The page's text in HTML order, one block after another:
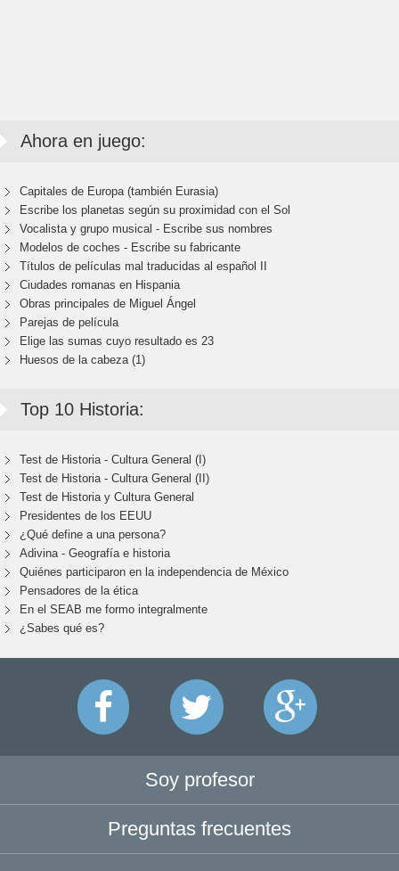
Ahora en juego:
Capitales de Europa (también Eurasia)
Escribe los planetas según su proximidad con el Sol
Vocalista y grupo musical - Escribe sus nombres
Modelos de coches - Escribe su fabricante
Títulos de películas mal traducidas al español II
Ciudades romanas en Hispania
Obras principales de Miguel Ángel
Parejas de película
Elige las sumas cuyo resultado es 23
Huesos de la cabeza (1)
Top 10 Historia:
Test de Historia - Cultura General (I)
Test de Historia - Cultura General (II)
Test de Historia y Cultura General
Presidentes de los EEUU
¿Qué define a una persona?
Adivina - Geografía e historia
Quiénes participaron en la independencia de México
Pensadores de la ética
En el SEAB me formo integralmente
¿Sabes qué es?
Soy profesor
Preguntas frecuentes